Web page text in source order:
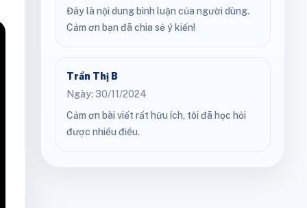
Đây là nội dung bình luận của người dùng.
Cảm ơn bạn đã chia sẻ ý kiến!
Trần Thị B
Ngày: 30/11/2024
Cảm ơn bài viết rất hữu ích, tôi đã học hỏi
được nhiều điều.